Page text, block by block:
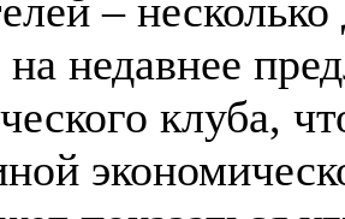
–
на недавнее
клуба,